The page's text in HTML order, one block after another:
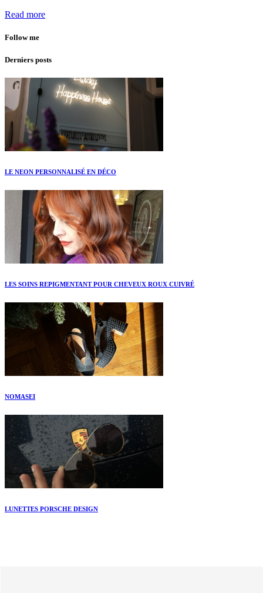
Read more
Follow me
Derniers posts
LE NEON PERSONNALISÉ EN DÉCO
LES SOINS REPIGMENTANT POUR CHEVEUX ROUX CUIVRÉ
NOMASEI
LUNETTES PORSCHE DESIGN